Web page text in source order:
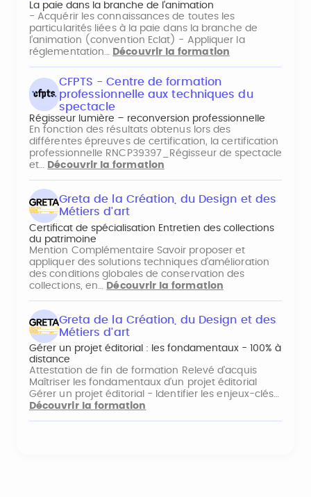
La paie dans la branche de l'animation
- Acquérir les connaissances de toutes les
particularités liées à la paie dans la branche de
l’animation (convention Eclat) - Appliquer la
réglementation… Découvrir la formation
CFPTS - Centre de formation
professionnelle aux techniques du
spectacle
Régisseur lumière – reconversion professionnelle
En fonction des résultats obtenus lors des
différentes épreuves de certification, la certification
professionnelle RNCP39397_Régisseur de spectacle
et… Découvrir la formation
Greta de la Création, du Design et des
Métiers d'art
Certificat de spécialisation Entretien des collections
du patrimoine
Mention Complémentaire Savoir proposer et
appliquer des solutions techniques d'amélioration
des conditions globales de conservation des
collections, en…
Découvrir la formation
Greta de la Création, du Design et des
Métiers d'art
Gérer un projet éditorial : les fondamentaux - 100% à
distance
Attestation de fin de formation Relevé d'acquis
Maîtriser les fondamentaux d'un projet éditorial
Gérer un projet éditorial - Identifier les enjeux-clés…
Découvrir la formation